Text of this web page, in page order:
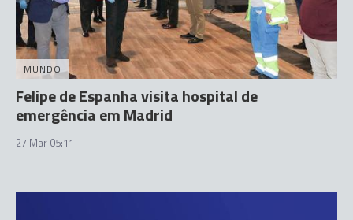
MUNDO
Felipe de Espanha visita hospital de
emergência em Madrid
27 Mar 05:11